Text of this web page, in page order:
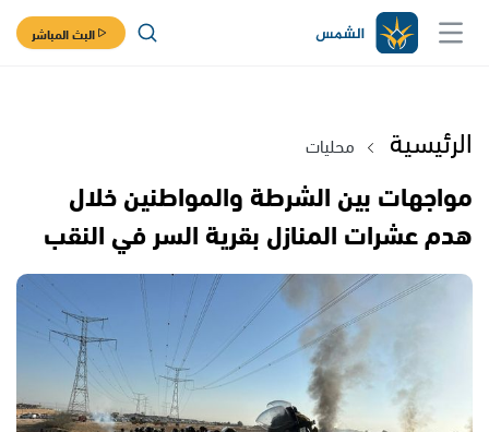
البث المباشر
الرئيسية محليات
مواجهات بين الشرطة والمواطنين خلال
هدم عشرات المنازل بقرية السر في النقب